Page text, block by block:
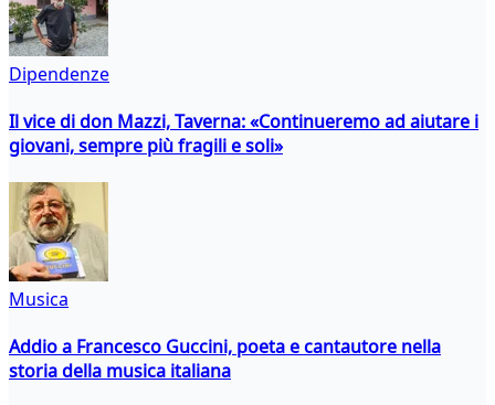
Dipendenze
Il vice di don Mazzi, Taverna: «Continueremo ad aiutare i
giovani, sempre più fragili e soli»
Musica
Addio a Francesco Guccini, poeta e cantautore nella
storia della musica italiana